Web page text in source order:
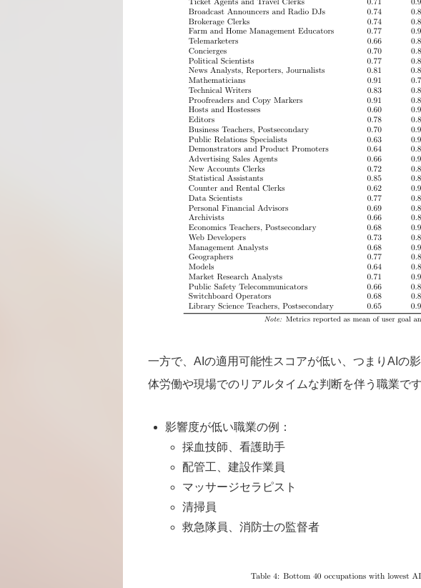
一方で、AIの適用可能性スコアが低い、つまりAIの
体労働や現場でのリアルタイムな判断を伴う職業です
影響度が低い職業の例：
採血技師、看護助手
配管工、建設作業員
マッサージセラピスト
清掃員
救急隊員、消防士の監督者